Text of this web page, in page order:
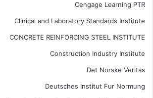
Cengage Learning PTR
Clinical and Laboratory Standards Institute
CONCRETE REINFORCING STEEL INSTITUTE
Construction Industry Institute
Det Norske Veritas
Deutsches Institut Fur Normung